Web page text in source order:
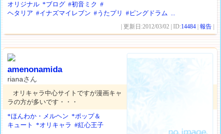
オリジナル *ブログ #初音ミク #
ヘタリア #イナズマイレブン #うたプリ #ピングドラム ...
| 更新日:2012/03/02 | ID:14484 |報告
amenonamida
rianaさん
オリキャラ中心サイトですが漫画キャ
ラの方が多いです・・・
*ほんわか・メルヘン *ポップ＆
キュート
*オリキャラ #紅心王子